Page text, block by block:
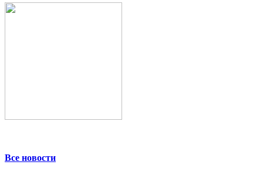
Все новости